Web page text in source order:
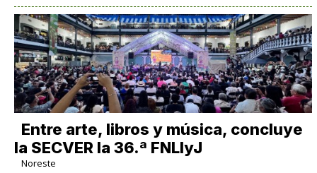
Entre arte, libros y música, concluye
la SECVER la 36.ª FNLIyJ
Noreste